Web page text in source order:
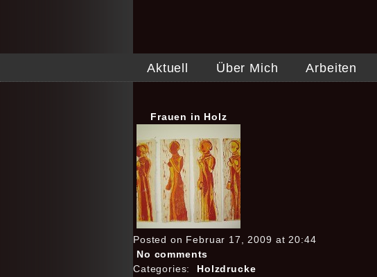
Aktuell Über Mich Arbeiten
Frauen in Holz
Posted on Februar 17, 2009 at 20:44
No comments
Categories:
Holzdrucke